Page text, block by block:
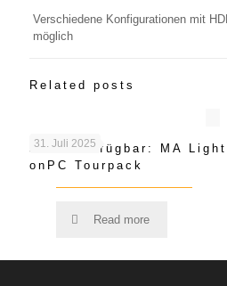
Verschiedene Konfigurationen mit
möglich
Related posts
31. Juli 2025
Jetzt Verfügbar: MA
onPC Tourpack
Read more